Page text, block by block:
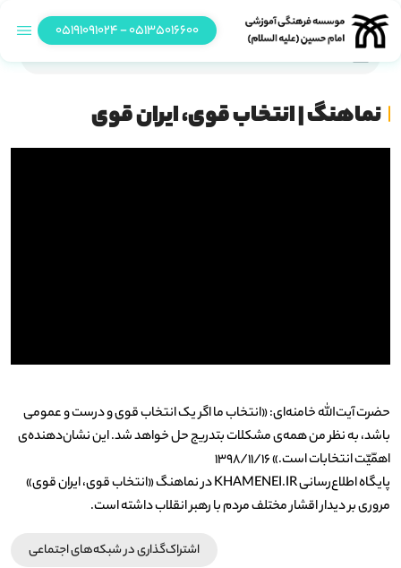
05135016600 - 05191091024
نماهنگ | انتخاب قوی، ایران قوی
حضرت آیت‌الله خامنه‌ای: «انتخاب ما اگر یک انتخاب قوی و درست و عمومی
باشد، به نظر من همه‌ی مشکلات بتدریج حل خواهد شد. این نشان‌دهنده‌ی
اهمّیّت انتخابات است.» ۱۳۹۸/۱۱/۱۶
پایگاه اطلاع‌رسانی KHAMENEI.IR در نماهنگ «انتخاب قوی، ایران قوی»
مروری بر دیدار اقشار مختلف مردم با رهبر انقلاب داشته است.
اشتراک‌گذاری در شبکه‎‌های اجتماعی